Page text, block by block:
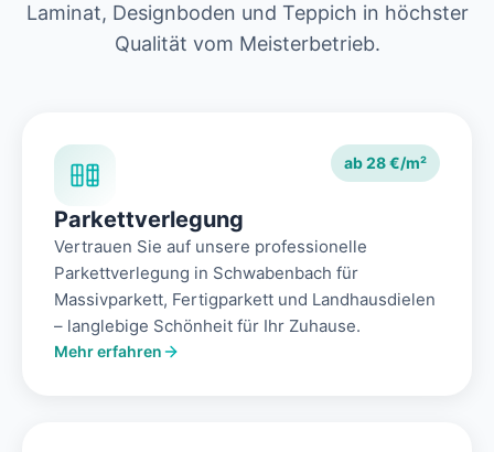
Laminat, Designboden und Teppich in höchster
Qualität vom Meisterbetrieb.
ab 28 €/m²
Parkettverlegung
Vertrauen Sie auf unsere professionelle
Parkettverlegung in Schwabenbach für
Massivparkett, Fertigparkett und Landhausdielen
– langlebige Schönheit für Ihr Zuhause.
Mehr erfahren